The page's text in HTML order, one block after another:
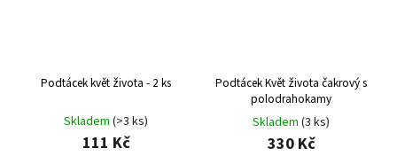
Podtácek květ života - 2 ks
Skladem (>3 ks)
111 Kč
Podtácek Květ života čakrový s
polodrahokamy
Skladem (3 ks)
330 Kč